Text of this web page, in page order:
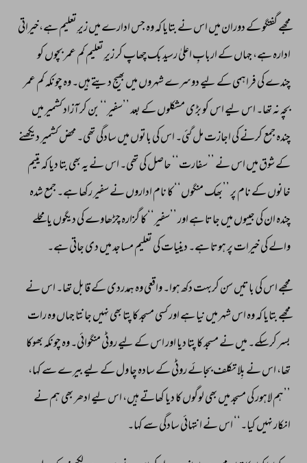
مجھے گفتگو کے دوران میں اس نے بتایا کہ وہ جس ادارے میں زیرِ تعلیم ہے،خیراتی
ادارہ ہے، جہاں کے اربابِ اعلیٰ رسید بک چھاپ کر زیرِ تعلیم کم عمر بچوں کو
چندے کی فراہمی کے لیے دوسرے شہروں میں بھیج دیتے ہیں۔ وہ چونکہ کم عمر
بچہ نہ تھا۔ اس لیے اس کو بڑی مشکلوں کے بعد ’’سفیر‘‘ بن کر آزاد کشمیر میں
چندہ جمع کرنے کی اجازت مل گئی۔ اس کی باتوں میں سادگی تھی۔ محض کشمیر دیکھنے
کے شوق میں اس نے ’’سفارت‘‘ حاصل کی تھی۔ اس نے یہ بھی بتا دیا کہ یتیم
خانوں کے نام پر ’’بھک منگوں‘‘ کا نام اداروں نے سفیر رکھا ہے۔ جمع شدہ
چندہ ان کی جیبوں میں جاتا ہے اور ’’سفیر‘‘ کا گزارہ چڑھاوے کی دیگوں یا محلے
والے کی خیرات پر ہوتا ہے۔ دینیات کی تعلیم مساجد میں دی جاتی ہے۔
مجھے اس کی باتیں سن کربہت دکھ ہوا۔ واقعی وہ ہمدردی کے قابل تھا۔ اس نے
مجھے بتایا کہ وہ اس شہر میں نیا ہے اور کسی مسجد کا پتا بھی نہیں جانتا جہاں وہ رات
بسر کرسکے۔ میں نے مسجد کا پتا دیا اور اس کے لیے روٹی منگوائی۔ وہ چونکہ بھوکا
تھا، اس نے بِلا تکلف بجائے روٹی کے سادہ چا ول کے لیے بیرے سے کہا،
’’ہم لاہور کی مسجد میں بھی لوگوں کا دیا کھاتے ہیں، اس لیے ادھر بھی ہم نے
انکار نہیں کیا۔‘‘ اس نے انتہائی سادگی سے کہا۔